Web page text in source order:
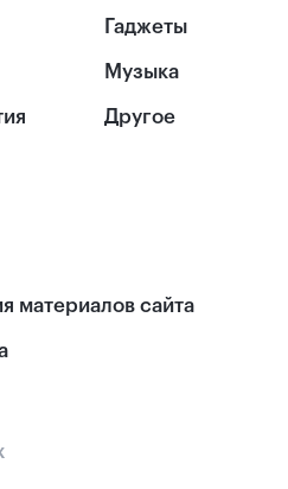
Гаджеты
Музыка
Другое
материалов сайта